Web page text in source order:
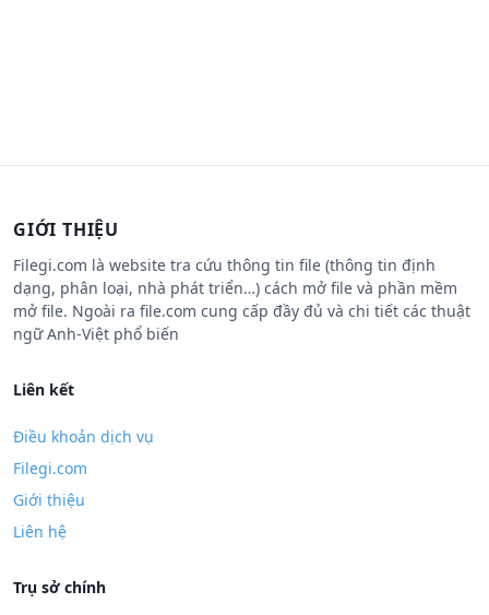
GIỚI THIỆU
Filegi.com là website tra cứu thông tin file (thông tin định
dạng, phân loại, nhà phát triển…) cách mở file và phần mềm
mở file. Ngoài ra file.com cung cấp đầy đủ và chi tiết các thuật
ngữ Anh-Việt phổ biến
Liên kết
Điều khoản dịch vụ
Filegi.com
Giới thiệu
Liên hệ
Trụ sở chính